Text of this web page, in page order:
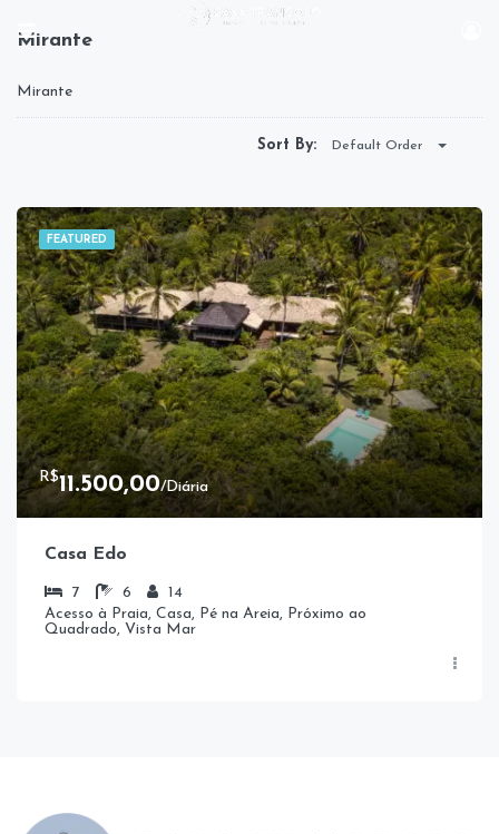
Mirante
Mirante
Sort By: Default Order
FEATURED
R$11.500,00/Diária
Casa Edo
7 6
14
Acesso à Praia, Casa, Pé na Areia, Próximo ao
Quadrado, Vista Mar